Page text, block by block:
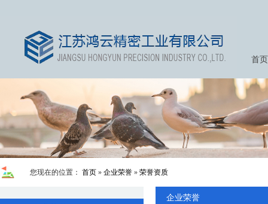
首页
您现在的位置： 首页 » 企业荣誉 » 荣誉资质
企业荣誉